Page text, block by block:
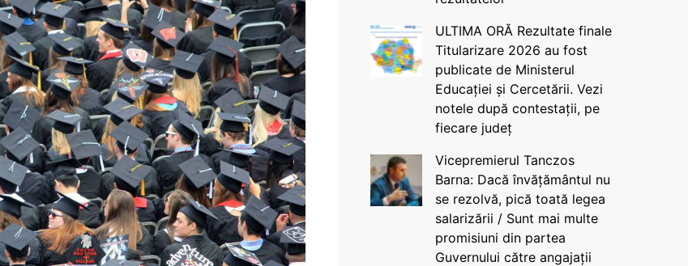
ULTIMA ORĂ Rezultate finale
Titularizare 2026 au fost
publicate de Ministerul
Educației și Cercetării. Vezi
notele după contestații, pe
fiecare județ
Vicepremierul Tanczos
Barna: Dacă învățământul nu
se rezolvă, pică toată legea
salarizării / Sunt mai multe
promisiuni din partea
Guvernului către angajații